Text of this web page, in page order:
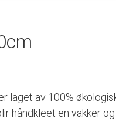
laget av 100%
håndkleet en vakker